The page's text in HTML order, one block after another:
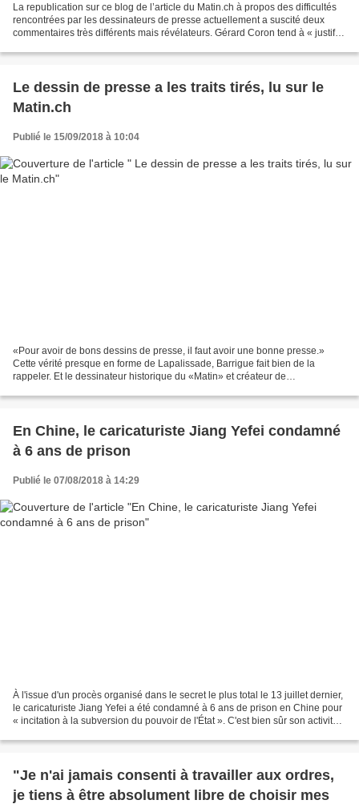
La republication sur ce blog de l’article du Matin.ch à propos des difficultés
rencontrées par les dessinateurs de presse actuellement a suscité deux
commentaires très différents mais révélateurs. Gérard Coron tend à « justifier
Le dessin de presse a les traits tirés, lu sur le
Matin.ch
Publié le 15/09/2018 à 10:04
«Pour avoir de bons dessins de presse, il faut avoir une bonne presse.»
Cette vérité presque en forme de Lapalissade, Barrigue fait bien de la
rappeler. Et le dessinateur historique du «Matin» et créateur de
En Chine, le caricaturiste Jiang Yefei condamné
à 6 ans de prison
Publié le 07/08/2018 à 14:29
À l'issue d'un procès organisé dans le secret le plus total le 13 juillet dernier,
le caricaturiste Jiang Yefei a été condamné à 6 ans de prison en Chine pour
« incitation à la subversion du pouvoir de l'État ». C'est bien sûr son activité
"Je n'ai jamais consenti à travailler aux ordres,
je tiens à être absolument libre de choisir mes